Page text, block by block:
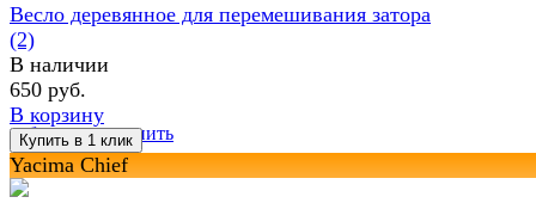
избранное сравнить
Весло деревянное для перемешивания затора
(2)
В наличии
650 руб.
В корзину
Yacima Chief